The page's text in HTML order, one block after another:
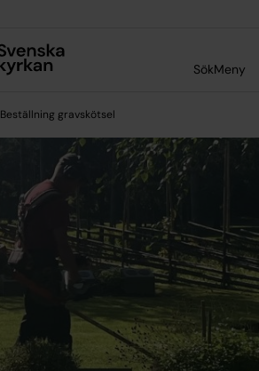
SökMeny
Beställning gravskötsel